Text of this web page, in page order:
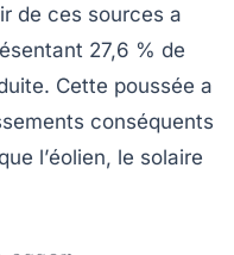
de ces sources a
27,6 % de
Cette poussée a
conséquents
l’éolien, le solaire